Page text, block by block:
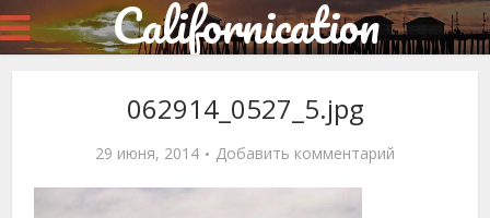
Californication
062914_0527_5.jpg
29 июня, 2014 Добавить комментарий